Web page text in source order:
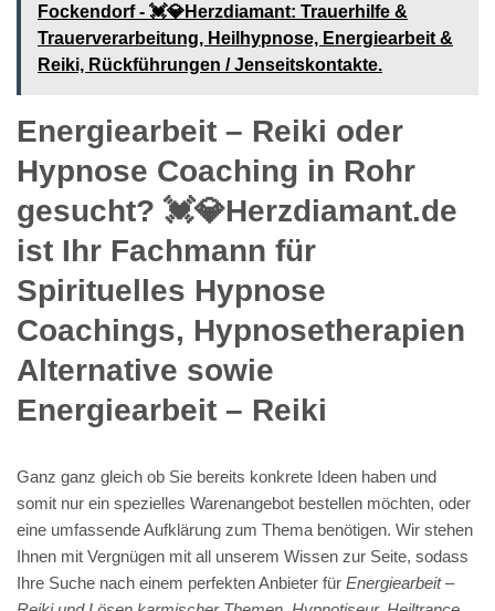
Fockendorf - 💓️💎Herzdiamant: Trauerhilfe &
Trauerverarbeitung, Heilhypnose, Energiearbeit &
Reiki, Rückführungen / Jenseitskontakte.
Energiearbeit – Reiki oder
Hypnose Coaching in Rohr
gesucht? 💓️💎Herzdiamant.de
ist Ihr Fachmann für
Spirituelles Hypnose
Coachings, Hypnosetherapien
Alternative sowie
Energiearbeit – Reiki
Ganz ganz gleich ob Sie bereits konkrete Ideen haben und
somit nur ein spezielles Warenangebot bestellen möchten, oder
eine umfassende Aufklärung zum Thema benötigen. Wir stehen
Ihnen mit Vergnügen mit all unserem Wissen zur Seite, sodass
Ihre Suche nach einem perfekten Anbieter für Energiearbeit –